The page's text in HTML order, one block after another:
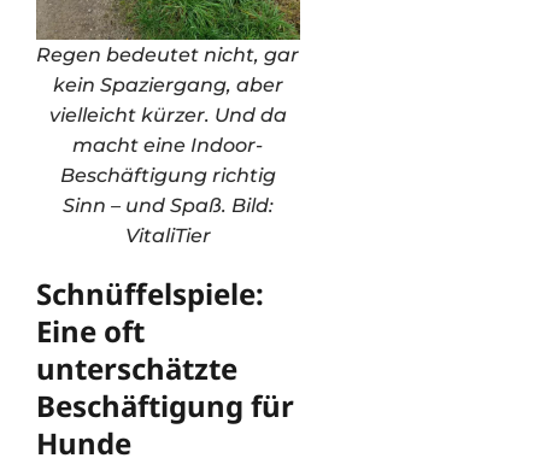
Regen bedeutet nicht, gar
kein Spaziergang, aber
vielleicht kürzer. Und da
macht eine Indoor-
Beschäftigung richtig
Sinn – und Spaß. Bild:
VitaliTier
Schnüffelspiele:
Eine oft
unterschätzte
Beschäftigung für
Hunde